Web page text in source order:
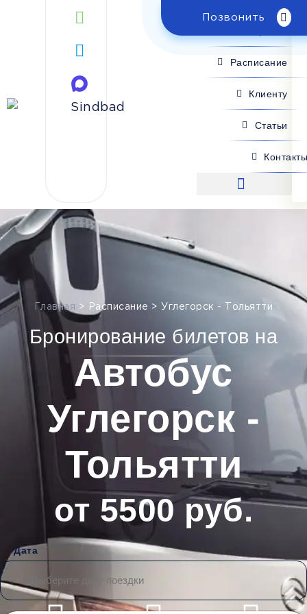
Позвонить
Расписание
Клиенту
Статьи
Главная > Расписание > Углегорск - Тольятти
Бронирование билетов на
Автобус
Углегорск -
Тольятти
от 5500 руб.
Дата